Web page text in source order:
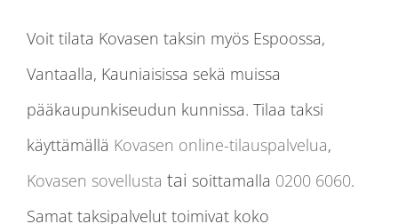
Voit tilata Kovasen taksin myös Espoossa,
Vantaalla, Kauniaisissa sekä muissa
pääkaupunkiseudun kunnissa. Tilaa taksi
käyttämällä Kovasen online-tilauspalvelua,
Kovasen sovellusta tai soittamalla 0200 6060.
Samat taksipalvelut toimivat koko